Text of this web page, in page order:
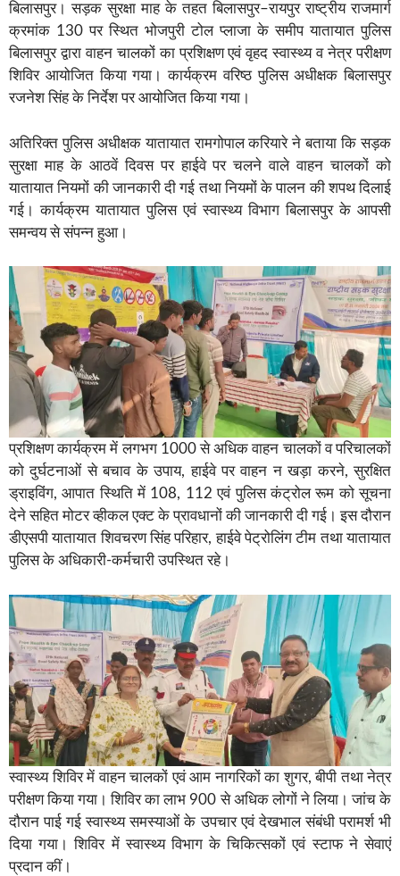
बिलासपुर। सड़क सुरक्षा माह के तहत बिलासपुर–रायपुर राष्ट्रीय राजमार्ग
क्रमांक 130 पर स्थित भोजपुरी टोल प्लाजा के समीप यातायात पुलिस
बिलासपुर द्वारा वाहन चालकों का प्रशिक्षण एवं वृहद स्वास्थ्य व नेत्र परीक्षण
शिविर आयोजित किया गया। कार्यक्रम वरिष्ठ पुलिस अधीक्षक बिलासपुर
रजनेश सिंह के निर्देश पर आयोजित किया गया।
अतिरिक्त पुलिस अधीक्षक यातायात रामगोपाल करियारे ने बताया कि सड़क
सुरक्षा माह के आठवें दिवस पर हाईवे पर चलने वाले वाहन चालकों को
यातायात नियमों की जानकारी दी गई तथा नियमों के पालन की शपथ दिलाई
गई। कार्यक्रम यातायात पुलिस एवं स्वास्थ्य विभाग बिलासपुर के आपसी
समन्वय से संपन्न हुआ।
प्रशिक्षण कार्यक्रम में लगभग 1000 से अधिक वाहन चालकों व परिचालकों
को दुर्घटनाओं से बचाव के उपाय, हाईवे पर वाहन न खड़ा करने, सुरक्षित
ड्राइविंग, आपात स्थिति में 108, 112 एवं पुलिस कंट्रोल रूम को सूचना
देने सहित मोटर व्हीकल एक्ट के प्रावधानों की जानकारी दी गई। इस दौरान
डीएसपी यातायात शिवचरण सिंह परिहार, हाईवे पेट्रोलिंग टीम तथा यातायात
पुलिस के अधिकारी-कर्मचारी उपस्थित रहे।
स्वास्थ्य शिविर में वाहन चालकों एवं आम नागरिकों का शुगर, बीपी तथा नेत्र
परीक्षण किया गया। शिविर का लाभ 900 से अधिक लोगों ने लिया। जांच के
दौरान पाई गई स्वास्थ्य समस्याओं के उपचार एवं देखभाल संबंधी परामर्श भी
दिया गया। शिविर में स्वास्थ्य विभाग के चिकित्सकों एवं स्टाफ ने सेवाएं
प्रदान कीं।